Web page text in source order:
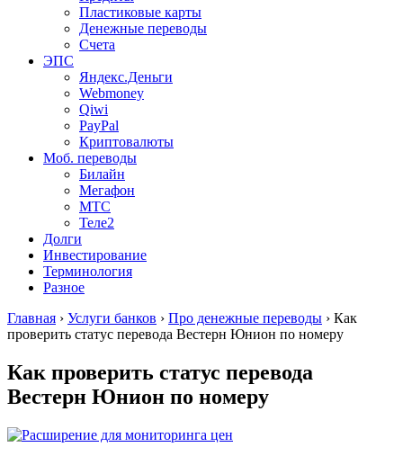
Пластиковые карты
Денежные переводы
Счета
ЭПС
Яндекс.Деньги
Webmoney
Qiwi
PayPal
Криптовалюты
Моб. переводы
Билайн
Мегафон
МТС
Теле2
Долги
Инвестирование
Терминология
Разное
Главная › Услуги банков › Про денежные переводы › Как
проверить статус перевода Вестерн Юнион по номеру
Как проверить статус перевода
Вестерн Юнион по номеру